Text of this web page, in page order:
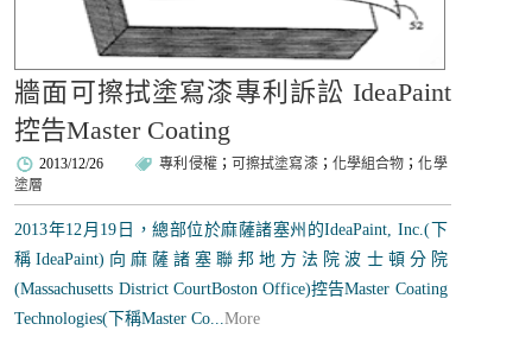
牆面可擦拭塗寫漆專利訴訟 IdeaPaint
控告Master Coating
2013/12/26 專利侵權； 可擦拭塗寫漆； 化學組合物 ；化學
塗層
2013年12月19日，總部位於麻薩諸塞州的IdeaPaint, Inc.(下
稱IdeaPaint)向麻薩諸塞聯邦地方法院波士頓分院
(Massachusetts District CourtBoston Office)控告Master Coating
Technologies(下稱Master Co...More